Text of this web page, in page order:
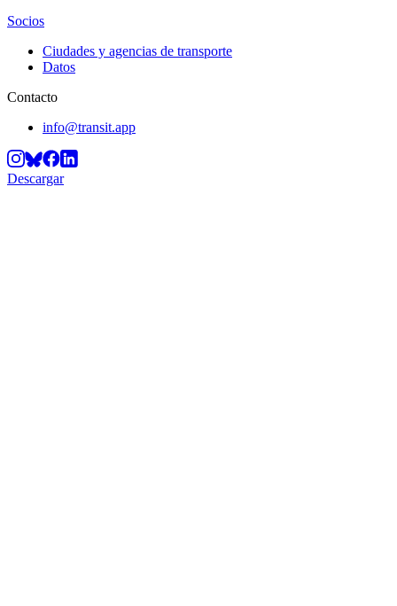
Socios
Ciudades y agencias de transporte
Datos
Contacto
info@transit.app
Descargar